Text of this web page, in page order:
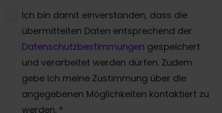
Ich bin damit einverstanden, dass die
übermittelten Daten entsprechend der
Datenschutzbestimmungen gespeichert
und verarbeitet werden dürfen. Zudem
gebe ich meine Zustimmung über die
angegebenen Möglichkeiten kontaktiert zu
werden. *